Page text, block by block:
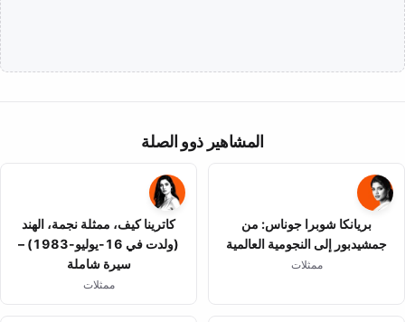
المشاهير ذوو الصلة
بريانكا شوبرا جوناس: من
جمشيدبور إلى النجومية العالمية
ممثلات
كاترينا كيف، ممثلة نجمة، الهند
(ولدت في 16-يوليو-1983) –
سيرة شاملة
ممثلات